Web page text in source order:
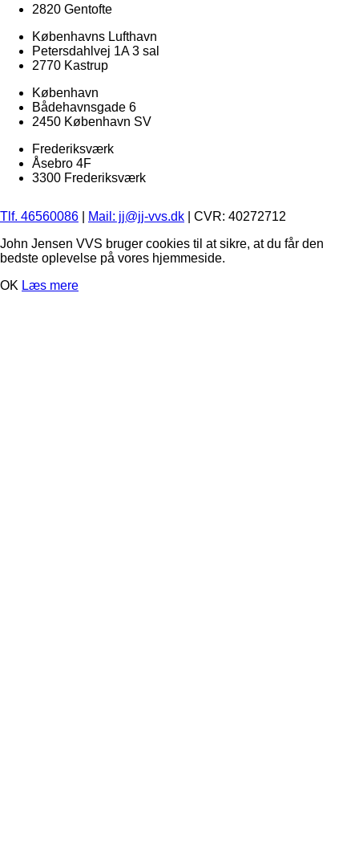
2820 Gentofte
Københavns Lufthavn
Petersdahlvej 1A 3 sal
2770 Kastrup
København
Bådehavnsgade 6
2450 København SV
Frederiksværk
Åsebro 4F
3300 Frederiksværk
Tlf. 46560086 Mail: jj@jj-vvs.dk | CVR: 40272712
John Jensen VVS bruger cookies til at sikre, at du får den
bedste oplevelse på vores hjemmeside.
OK Læs mere